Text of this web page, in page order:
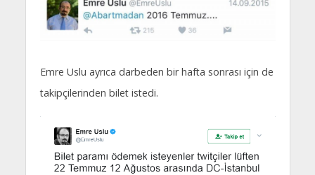
Emre Uslu ayrıca darbeden bir hafta sonrası için de
takipçilerinden bilet istedi.